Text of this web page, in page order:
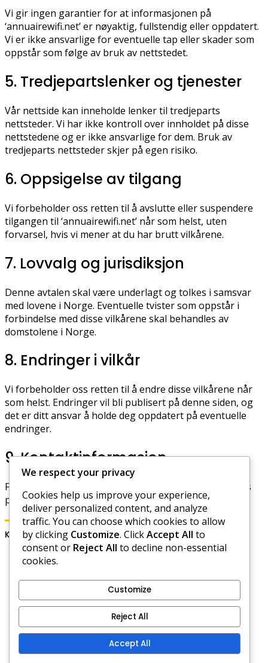
Vi gir ingen garantier for at informasjonen på
‘annuairewifi.net’ er nøyaktig, fullstendig eller oppdatert.
Vi er ikke ansvarlige for eventuelle tap eller skader som
oppstår som følge av bruk av nettstedet.
5. Tredjepartslenker og tjenester
Vår nettside kan inneholde lenker til tredjeparts
nettsteder. Vi har ikke kontroll over innholdet på disse
nettstedene og er ikke ansvarlige for dem. Bruk av
tredjeparts nettsteder skjer på egen risiko.
6. Oppsigelse av tilgang
Vi forbeholder oss retten til å avslutte eller suspendere
tilgangen til ‘annuairewifi.net’ når som helst, uten
forvarsel, hvis vi mener at du har brutt vilkårene.
7. Lovvalg og jurisdiksjon
Denne avtalen skal være underlagt og tolkes i samsvar
med lovene i Norge. Eventuelle tvister som oppstår i
forbindelse med disse vilkårene skal behandles av
domstolene i Norge.
8. Endringer i vilkår
Vi forbeholder oss retten til å endre disse vilkårene når
som helst. Endringer vil bli publisert på denne siden, og
det er ditt ansvar å holde deg oppdatert på eventuelle
endringer.
9. Kontaktinformasjon
For spørsmål om disse vilkårene, vennligst kontakt oss
på:
legal@annuairewifi.net
Kategorier
Mafia City Arrangement Milepæler
Mafia City Oppladningsbonuser
Tjenestevilkår
Ditt personvern
Hvem vi er
Informasjonskapsler og sporing
We respect your privacy
Cookies help us improve your experience,
deliver personalized content, and analyze
traffic. You can choose which cookies to allow
by clicking Customize. ClickAccept All to
consent or Reject All to decline non-essential
cookies.
Customize
Reject All
Accept All